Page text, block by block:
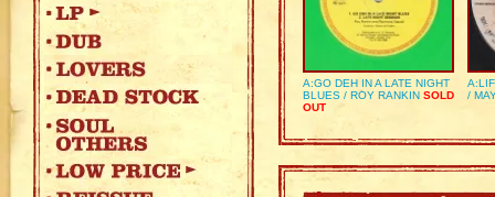
A:GO DEH IN A LATE NIGHT
BLUES / ROY RANKIN SOLD
OUT
/